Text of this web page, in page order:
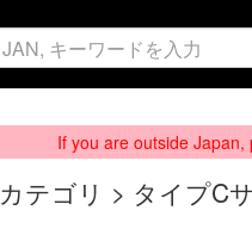
If you are outside Japan,
カテゴリ > タイプC